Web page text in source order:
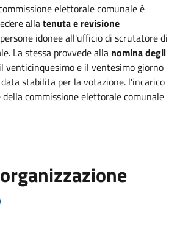
elettorale comunale è
allatenuta e revisione
idonee all'ufficio di scrutatore di
La stessa provvede alla nomina degli
venticinquesimo e il ventesimo giorno
stabilita per la votazione. l'incarico
commissione elettorale comunale